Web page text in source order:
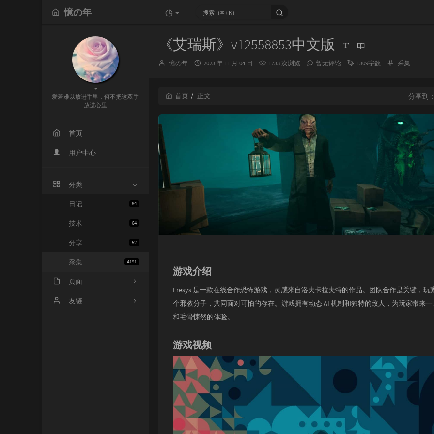
憶の年
爱若难以放进手里，何不把这双手
放进心里
首页
用户中心
分类
84
日记
64
技术
52
分享
4191
采集
页面
会员中心
友链
《艾瑞斯》v12558853中文版
博
憶の年
发
2023 年 11 月 04 日 1733 次浏览 暂无评论 1309字数
分
采集
首页 正文 分享到
游戏介绍
Eresys 是一款在线合作恐怖游戏，灵感来自洛夫卡拉夫特的作品。团队合作是关键，玩
个邪教分子，共同面对可怕的存在。游戏拥有动态 AI 机制和独特的敌人，为玩家带来
和毛骨悚然的体验。
游戏视频